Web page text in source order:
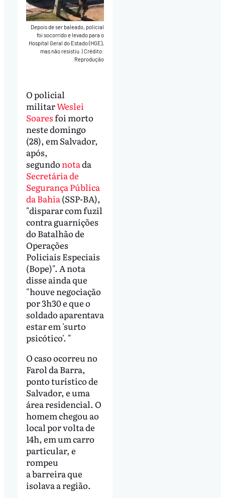
Depois de ser baleado, policial
foi socorrido e levado para o
Hospital Geral do Estado (HGE),
mas não resistiu.|Crédito:
Reprodução
O policial
militarWeslei
Soaresfoi morto
neste domingo
(28), em Salvador,
após,
segundo notada
Secretária de
Segurança Pública
da Bahia(SSP-BA),
"disparar com fuzil
contra guarnições
do Batalhão de
Operações
Policiais Especiais
(Bope)". A nota
disse ainda que
"houve negociação
por 3h30 e que o
soldado aparentava
estar em 'surto
psicótico'. "
O caso ocorreu no
Farol da Barra,
ponto turístico de
Salvador, e uma
área residencial. O
homem chegou ao
local por volta de
14h, em um carro
particular, e
rompeu
a barreira que
isolava a região.